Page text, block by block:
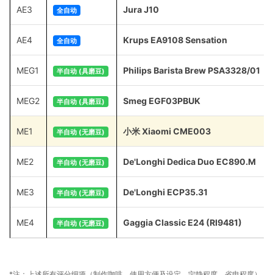
AE3 全自动 Jura J10
AE4 全自动 Krups EA9108 Sensation
MEG1 半自动 (具磨豆) Philips Barista Brew PSA3328/01
MEG2 半自动 (具磨豆) Smeg EGF03PBUK
ME1 半自动 (无磨豆) 小米 Xiaomi CME003
ME2 半自动 (无磨豆) De'Longhi Dedica Duo EC890.M
ME3 半自动 (无磨豆) De'Longhi ECP35.31
ME4 半自动 (无磨豆) Gaggia Classic E24 (RI9481)